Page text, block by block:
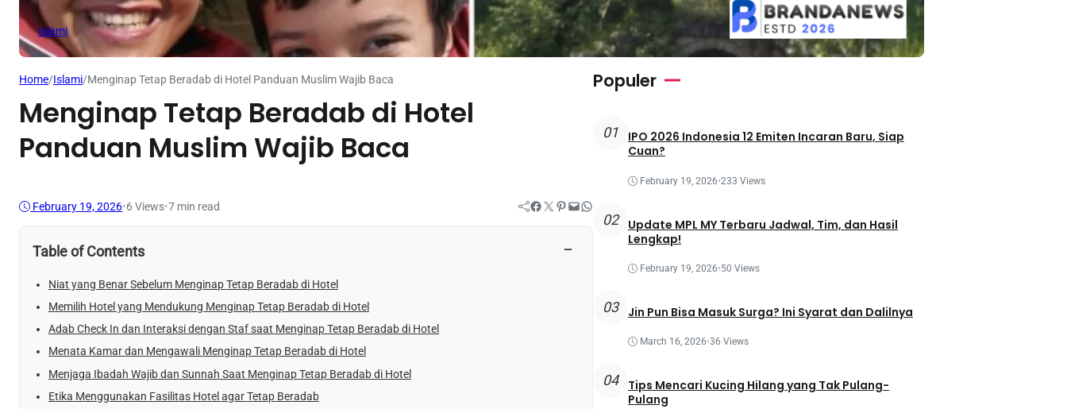
Islami
Home/Islami/Menginap Tetap Beradab di Hotel Panduan Muslim Wajib Baca
Menginap Tetap Beradab di Hotel
Panduan Muslim Wajib Baca
February 19, 2026•6Views•7 min read Facebook Twitter Pinterest Mail WhatsApp
Table of Contents −
Niat yang Benar Sebelum Menginap Tetap Beradab di Hotel
Memilih Hotel yang Mendukung Menginap Tetap Beradab di Hotel
Adab Check In dan Interaksi dengan Staf saat Menginap Tetap Beradab di Hotel
Menata Kamar dan Mengawali Menginap Tetap Beradab di Hotel
Menjaga Ibadah Wajib dan Sunnah Saat Menginap Tetap Beradab di Hotel
Etika Menggunakan Fasilitas Hotel agar Tetap Beradab
Populer
01
IPO 2026 Indonesia 12 Emiten Incaran Baru, Siap
Cuan?
February 19, 2026•233 Views
02
Update MPL MY Terbaru Jadwal, Tim, dan Hasil
Lengkap!
February 19, 2026•50 Views
03 Jin Pun Bisa Masuk Surga? Ini Syarat dan Dalilnya
March 16, 2026•36 Views
04
Tips Mencari Kucing Hilang yang Tak Pulang-
Pulang